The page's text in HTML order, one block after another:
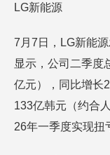
LG新能源
7月7日，LG新能
显示，公司二季度
亿元），同比增长
133亿韩元（约合
26年一季度实现扭